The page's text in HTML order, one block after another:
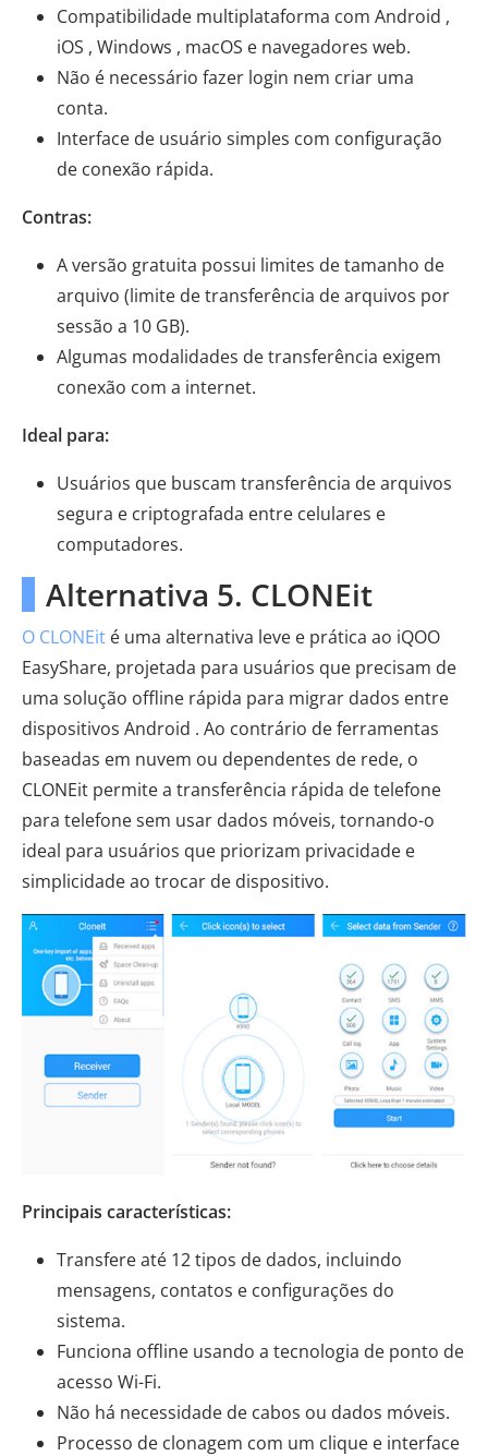
Compatibilidade multiplataforma com Android ,
iOS , Windows , macOS e navegadores web.
Não é necessário fazer login nem criar uma
conta.
Interface de usuário simples com configuração
de conexão rápida.
Contras:
A versão gratuita possui limites de tamanho de
arquivo (limite de transferência de arquivos por
sessão a 10 GB).
Algumas modalidades de transferência exigem
conexão com a internet.
Ideal para:
Usuários que buscam transferência de arquivos
segura e criptografada entre celulares e
computadores.
Alternativa 5. CLONEit
O CLONEit é uma alternativa leve e prática ao iQOO
EasyShare, projetada para usuários que precisam de
uma solução offline rápida para migrar dados entre
dispositivos Android . Ao contrário de ferramentas
baseadas em nuvem ou dependentes de rede, o
CLONEit permite a transferência rápida de telefone
para telefone sem usar dados móveis, tornando-o
ideal para usuários que priorizam privacidade e
simplicidade ao trocar de dispositivo.
Principais características:
Transfere até 12 tipos de dados, incluindo
mensagens, contatos e configurações do
sistema.
Funciona offline usando a tecnologia de ponto de
acesso Wi-Fi.
Não há necessidade de cabos ou dados móveis.
Processo de clonagem com um clique e interface